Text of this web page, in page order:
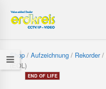
Shop / Aufzeichnung / Rekorder/
(EOL)